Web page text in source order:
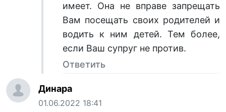
имеет. Она не вправе запрещать
Вам посещать своих родителей и
водить к ним детей. Тем более,
если Ваш супруг не против.
Ответить
Динара
01.06.2022 18:41